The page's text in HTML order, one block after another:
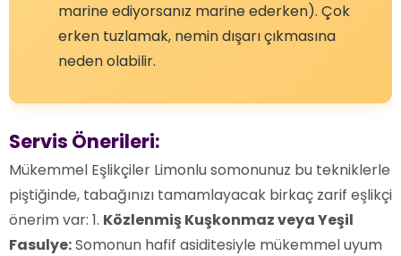
marine ediyorsanız marine ederken). Çok
erken tuzlamak, nemin dışarı çıkmasına
neden olabilir.
Servis Önerileri:
Mükemmel Eşlikçiler Limonlu somonunuz bu tekniklerle
piştiğinde, tabağınızı tamamlayacak birkaç zarif eşlikçi
önerim var: 1. Közlenmiş Kuşkonmaz veya Yeşil
Fasulye:Somonun hafif asiditesiyle mükemmel uyum